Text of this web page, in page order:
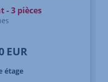
- 3 pièces
EUR
étage